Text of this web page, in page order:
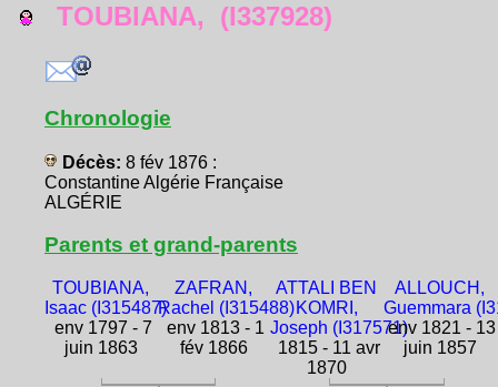
TOUBIANA, (I337928)
Chronologie
Décès: 8 fév 1876 :
Constantine Algérie Française
ALGÉRIE
Parents et grand-parents
TOUBIANA,
Isaac (I315487)
env 1797 - 7
juin 1863
ZAFRAN,
Rachel (I315488)
env 1813 - 1
fév 1866
ATTALI BEN
KOMRI,
Joseph (I317571)
1815 - 11 avr
1870
ALLOUCH,
Guemmara
env 1821 - 13
juin 1857